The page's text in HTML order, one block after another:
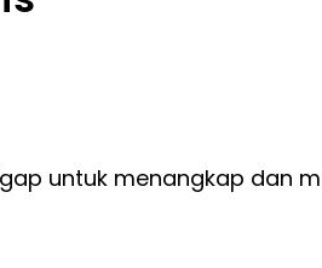
untuk menangkap dan